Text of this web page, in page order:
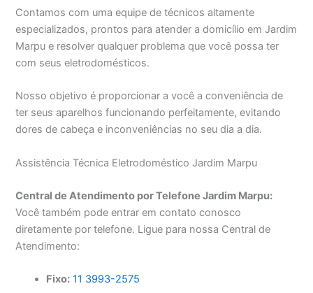
Contamos com uma equipe de técnicos altamente
especializados, prontos para atender a domicílio em Jardim
Marpu e resolver qualquer problema que você possa ter
com seus eletrodomésticos.
Nosso objetivo é proporcionar a você a conveniência de
ter seus aparelhos funcionando perfeitamente, evitando
dores de cabeça e inconveniências no seu dia a dia.
Assistência Técnica Eletrodoméstico Jardim Marpu
Central de Atendimento por Telefone Jardim Marpu:
Você também pode entrar em contato conosco
diretamente por telefone. Ligue para nossa Central de
Atendimento:
Fixo: 11 3993-2575